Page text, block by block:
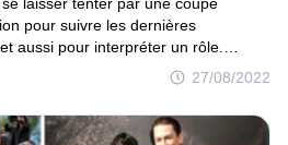
27/08/2022
pour suivre les dernières
aussi pour interpréter un rôle.
ne veut pas dire que le résultat
Par exemple, Jennifer Aniston
de son personnage de Rachel
que c’était la coupe de cheveux